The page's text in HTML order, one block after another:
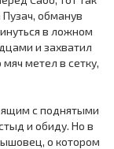
обманув
в ложном
и захватил
метел в сетку,
с поднятыми
и обиду. Но в
о котором